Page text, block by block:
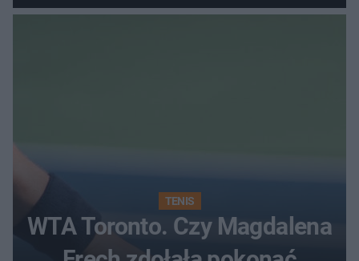
rundzie?
TENIS
WTA Toronto. Czy Magdalena